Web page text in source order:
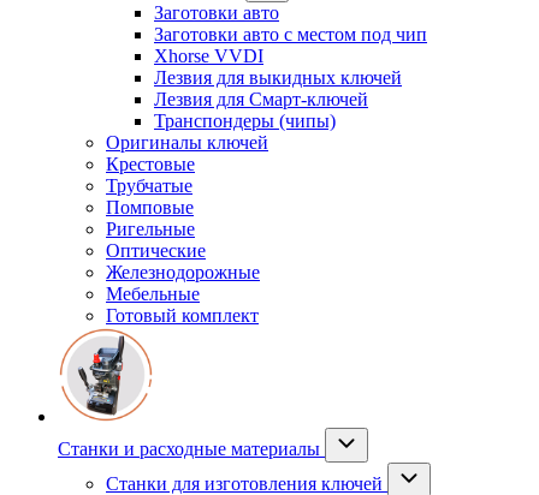
Заготовки авто
Заготовки авто с местом под чип
Xhorse VVDI
Лезвия для выкидных ключей
Лезвия для Смарт-ключей
Транспондеры (чипы)
Оригиналы ключей
Крестовые
Трубчатые
Помповые
Ригельные
Оптические
Железнодорожные
Мебельные
Готовый комплект
Станки и расходные материалы
Станки для изготовления ключей